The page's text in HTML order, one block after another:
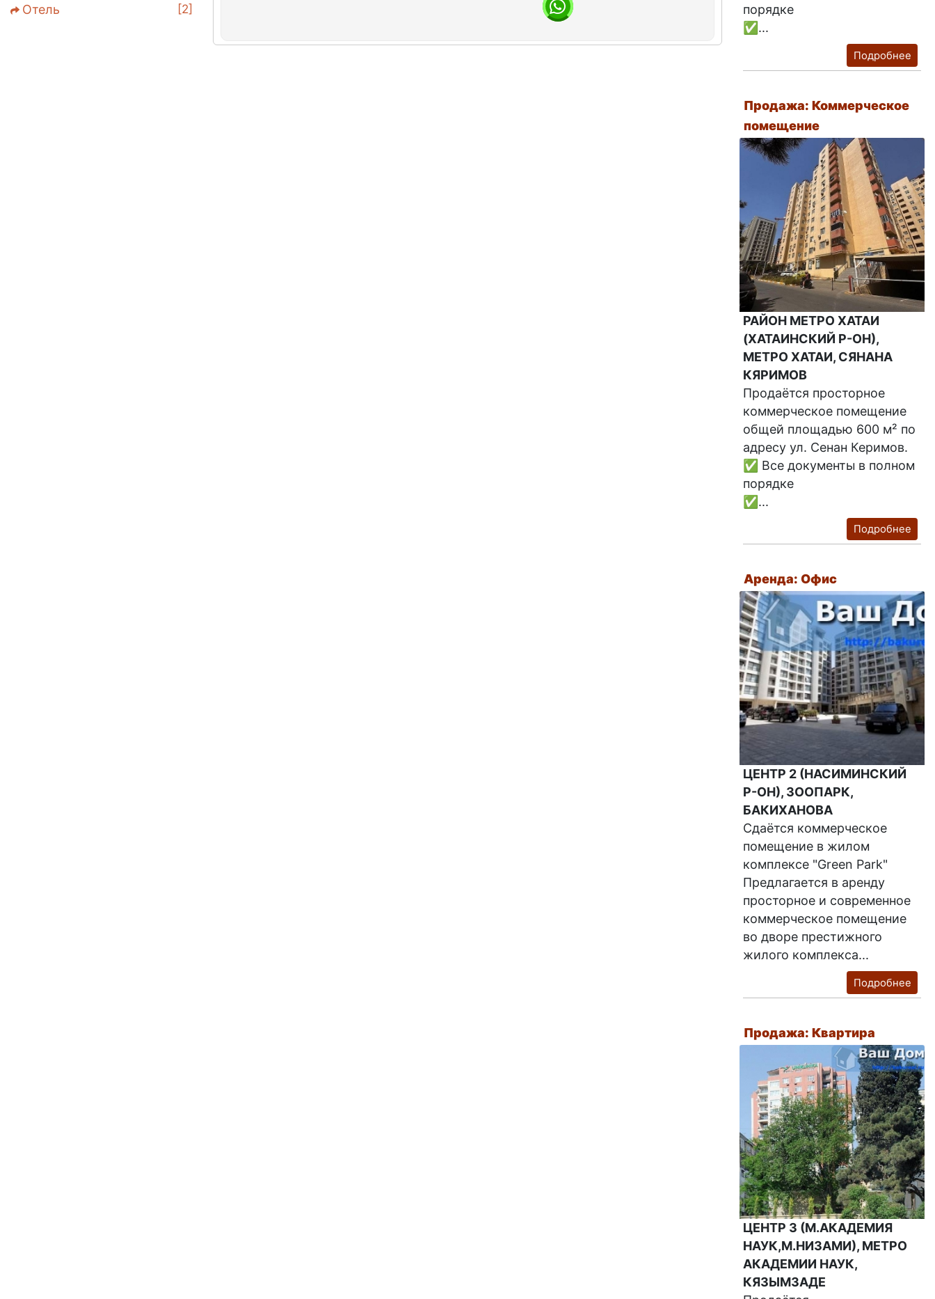
Отель
2
порядке
✅...
Подробнее
Продажа: Коммерческое
помещение
РАЙОН МЕТРО ХАТАИ
(ХАТАИНСКИЙ Р-ОН),
МЕТРО ХАТАИ, СЯНАНА
КЯРИМОВ
Продаётся просторное
коммерческое помещение
общей площадью 600 м² по
адресу ул. Сенан Керимов.
✅ Все документы в полном
порядке
✅...
Подробнее
Аренда: Офис
ЦЕНТР 2 (НАСИМИНСКИЙ
Р-ОН), ЗООПАРК,
БАКИХАНОВА
Сдаётся коммерческое
помещение в жилом
комплексе "Green Park"
Предлагается в аренду
просторное и современное
коммерческое помещение
во дворе престижного
жилого комплекса...
Подробнее
Продажа: Квартира
ЦЕНТР 3 (М.АКАДЕМИЯ
НАУК,М.НИЗАМИ), МЕТРО
АКАДЕМИИ НАУК,
КЯЗЫМЗАДЕ